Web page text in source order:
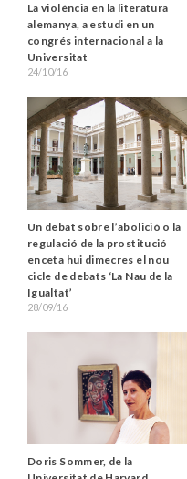
La violència en la literatura
alemanya, a estudi en un
congrés internacional a la
Universitat
24/10/16
Un debat sobre l’abolició o la
regulació de la prostitució
enceta hui dimecres el nou
cicle de debats ‘La Nau de la
Igualtat’
28/09/16
Doris Sommer, de la